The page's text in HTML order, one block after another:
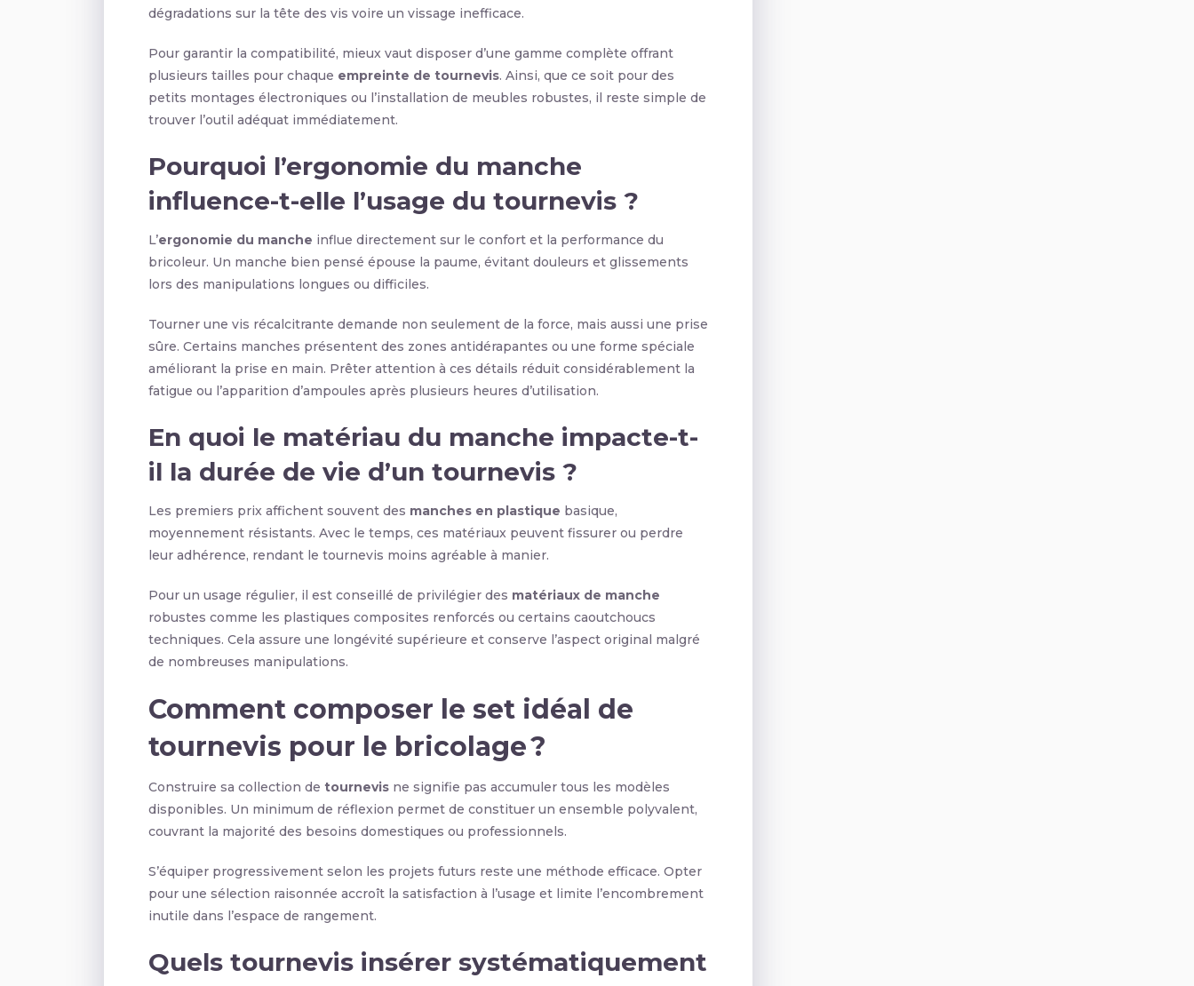
dégradations sur la tête des vis voire un vissage inefficace.
Pour garantir la compatibilité, mieux vaut disposer d’une gamme complète offrant
plusieurs tailles pour chaque empreinte de tournevis. Ainsi, que ce soit pour des
petits montages électroniques ou l’installation de meubles robustes, il reste simple de
trouver l’outil adéquat immédiatement.
Pourquoi l’ergonomie du manche
influence-t-elle l’usage du tournevis ?
L’ergonomie du manche influe directement sur le confort et la performance du
bricoleur. Un manche bien pensé épouse la paume, évitant douleurs et glissements
lors des manipulations longues ou difficiles.
Tourner une vis récalcitrante demande non seulement de la force, mais aussi une prise
sûre. Certains manches présentent des zones antidérapantes ou une forme spéciale
améliorant la prise en main. Prêter attention à ces détails réduit considérablement la
fatigue ou l’apparition d’ampoules après plusieurs heures d’utilisation.
En quoi le matériau du manche impacte-t-
il la durée de vie d’un tournevis ?
Les premiers prix affichent souvent des manches en plastique basique,
moyennement résistants. Avec le temps, ces matériaux peuvent fissurer ou perdre
leur adhérence, rendant le tournevis moins agréable à manier.
Pour un usage régulier, il est conseillé de privilégier des matériaux de manche
robustes comme les plastiques composites renforcés ou certains caoutchoucs
techniques. Cela assure une longévité supérieure et conserve l’aspect original malgré
de nombreuses manipulations.
Comment composer le set idéal de
tournevis pour le bricolage ?
Construire sa collection de tournevis ne signifie pas accumuler tous les modèles
disponibles. Un minimum de réflexion permet de constituer un ensemble polyvalent,
couvrant la majorité des besoins domestiques ou professionnels.
S’équiper progressivement selon les projets futurs reste une méthode efficace. Opter
pour une sélection raisonnée accroît la satisfaction à l’usage et limite l’encombrement
inutile dans l’espace de rangement.
Quels tournevis insérer systématiquement